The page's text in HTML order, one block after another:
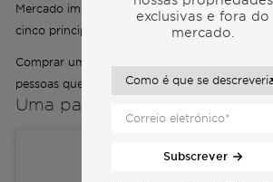
Mercado imobiliário de Lisboa em 2026: a
cinco principais mercados mundiais
Comprar um imóvel de luxo em Portugal
pessoas querem duas vidas diferentes
Uma palavra dos
exclusivas e fora do
mercado.
Subscrever